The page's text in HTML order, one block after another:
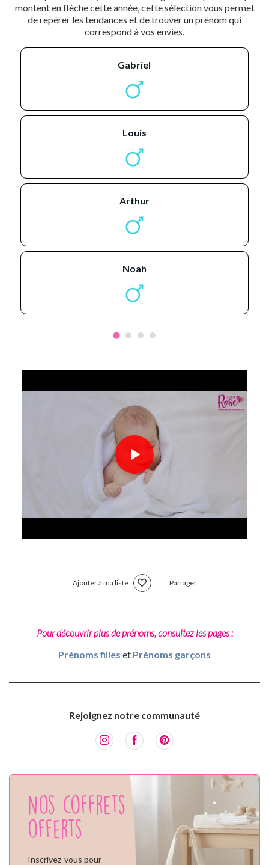
montent en flèche cette année, cette sélection vous permet
de repérer les tendances et de trouver un prénom qui
correspond à vos envies.
gabriel
louis
arthur
noah
Ajouter à ma liste Partager
Pour découvrir plus de prénoms, consultez les pages :
Prénoms filles et Prénoms garçons
Rejoignez notre communauté
Nos coffrets
offerts
Inscrivez-vous pour